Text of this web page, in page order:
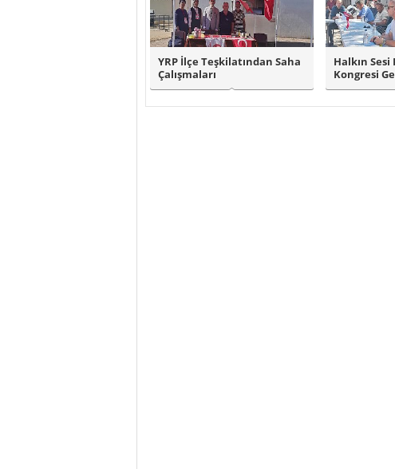
YRP İlçe Teşkilatından Saha
Çalışmaları
Halkın
Kongresi